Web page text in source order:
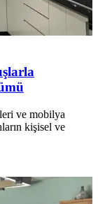
ve mobilya
kişisel ve